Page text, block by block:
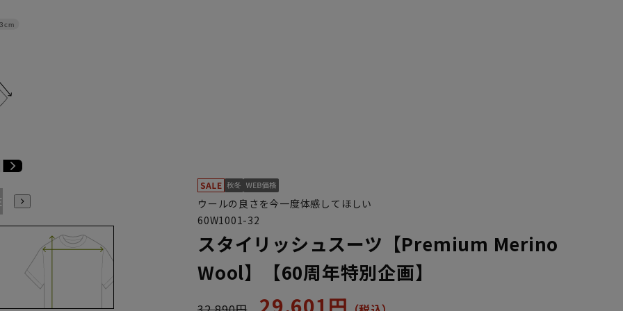
BE4 YA4 YA5 YA6 YA7 YA8
ウールの良さを今一度体感してほしい
60W1001-32
スタイリッシュスーツ【Premium Merino
Wool】【60周年特別企画】
29,601円